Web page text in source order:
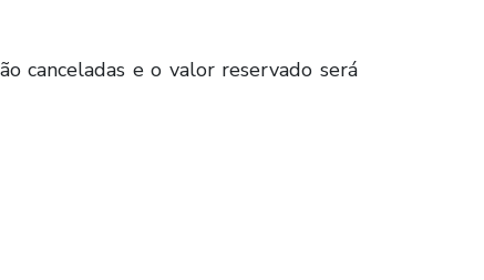
canceladas e o valor reservado será